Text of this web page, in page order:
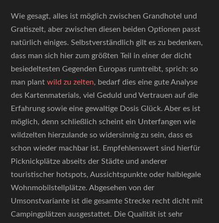
Wie gesagt, alles ist möglich zwischen Grandhotel und
Gratiszelt, aber zwischen diesen beiden Optionen passt
natürlich einiges. Selbstverständlich gilt es zu bedenken,
dass man sich hier zum größten Teil in einer der dicht
besiedeltesten Gegenden Europas rumtreibt, sprich: so
man plantwild zu zelten, bedarf dies eine gute Analyse
des Kartenmaterials, viel Geduld und Vertrauen auf die
Erfahrung sowie eine gewaltige Dosis Glück. Aber es ist
möglich, denn schließlich scheint ein Unterfangen wie
wildzelten hierzulande so widersinnig zu sein, dass es
schon wieder machbar ist. Empfehlenswert sind hierfür
Picknickplätze abseits der Städte und anderer
touristischer hotspots, Aussichtspunkte oder halblegale
Wohnmobilstellplätze. Abgesehen von der
Umsonstvariante ist die gesamte Strecke recht dicht mit
Campingplätzen ausgestattet. Die Qualität ist sehr